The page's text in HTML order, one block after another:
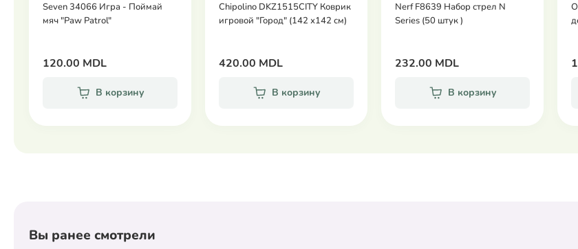
Seven 34066 Игра - Поймай
мяч "Paw Patrol"
120.00 MDL
В корзину
Chipolino DKZ1515CITY Коврик
игровой "Город" (142 х142 см)
420.00 MDL
В корзину
Nerf F8639 Набор стрел N
Series (50 штук )
232.00 MDL
В корзину
Вы ранее смотрели